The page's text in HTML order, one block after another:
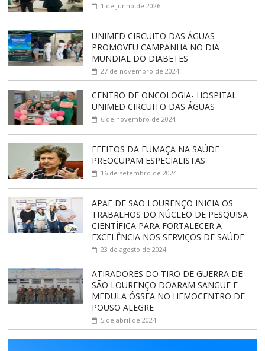
1 de junho de 2026
UNIMED CIRCUITO DAS ÁGUAS
PROMOVEU CAMPANHA NO DIA
MUNDIAL DO DIABETES
27 de novembro de 2024
CENTRO DE ONCOLOGIA- HOSPITAL
UNIMED CIRCUITO DAS ÁGUAS
6 de novembro de 2024
EFEITOS DA FUMAÇA NA SAÚDE
PREOCUPAM ESPECIALISTAS
16 de setembro de 2024
APAE DE SÃO LOURENÇO INICIA OS
TRABALHOS DO NÚCLEO DE PESQUISA
CIENTÍFICA PARA FORTALECER A
EXCELÊNCIA NOS SERVIÇOS DE SAÚDE
23 de agosto de 2024
ATIRADORES DO TIRO DE GUERRA DE
SÃO LOURENÇO DOARAM SANGUE E
MEDULA ÓSSEA NO HEMOCENTRO DE
POUSO ALEGRE
5 de abril de 2024